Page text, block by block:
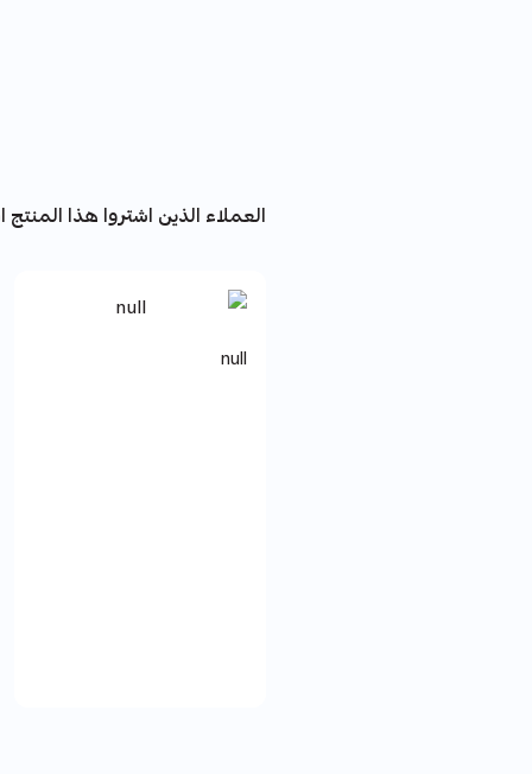
العملاء الذين اشتروا هذا المنتج
null